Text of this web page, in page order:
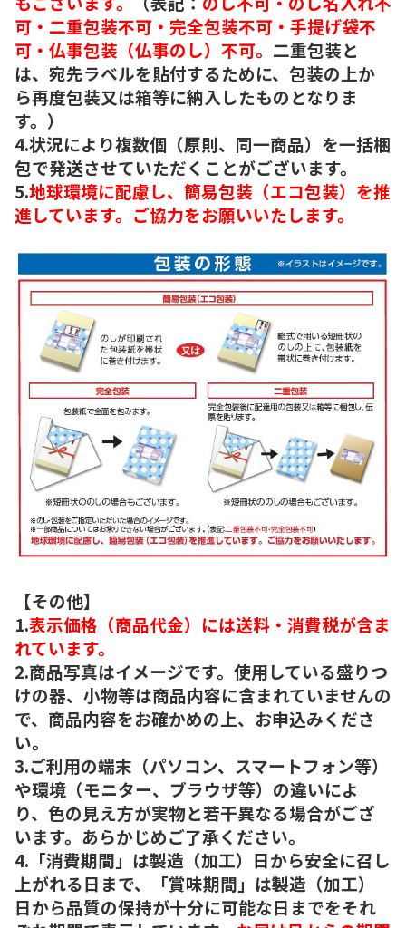
可・二重包装不可・完全包装不可・手提げ袋不
可・仏事包装（仏事のし）不可。 二重包装と
は、宛先ラベルを貼付するために、包装の上か
ら再度包装又は箱等に納入したものとなりま
す。）
4.状況により複数個（原則、同一商品）を一括梱
包で発送させていただくことがございます。
5.地球環境に配慮し、簡易包装（エコ包装）を推
進しています。ご協力をお願いいたします。
【その他】
1.表示価格（商品代金）には送料・消費税が含ま
れています。
2.商品写真はイメージです。使用している盛りつ
けの器、小物等は商品内容に含まれていませんの
で、商品内容をお確かめの上、お申込みくださ
い。
3.ご利用の端末（パソコン、スマートフォン等）
や環境（モニター、ブラウザ等）の違いによ
り、色の見え方が実物と若干異なる場合がござ
います。あらかじめご了承ください。
4.「消費期間」は製造（加工）日から安全に召し
上がれる日まで、「賞味期間」は製造（加工）
日から品質の保持が十分に可能な日までをそれ